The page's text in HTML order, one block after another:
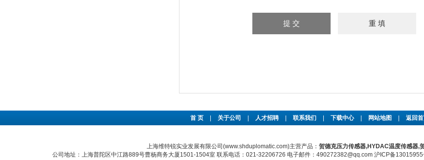
首 页 关于公司 人才招聘 联系我们 下载中心 网站地图 返回
上海维特锐实业发展有限公司(www.shduplomatic.com)主营产品： 贺德克压力传感器,HYDAC温度传感器,
公司地址：上海普陀区中江路889号曹杨商务大厦1501-1504室 联系电话：021-32206726 电子邮件：490272382@qq.com 沪ICP备